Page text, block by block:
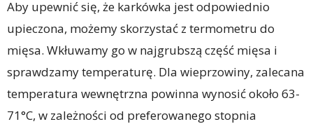
Aby upewnić się, że karkówka jest odpowiednio
upieczona, możemy skorzystać z termometru do
mięsa. Wkłuwamy go w najgrubszą część mięsa i
sprawdzamy temperaturę. Dla wieprzowiny, zalecana
temperatura wewnętrzna powinna wynosić około 63-
71°C, w zależności od preferowanego stopnia